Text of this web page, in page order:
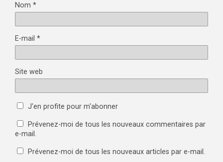
Nom *
E-mail *
Site web
J'en profite pour m'abonner
Prévenez-moi de tous les nouveaux commentaires par
e-mail.
Prévenez-moi de tous les nouveaux articles par e-mail.